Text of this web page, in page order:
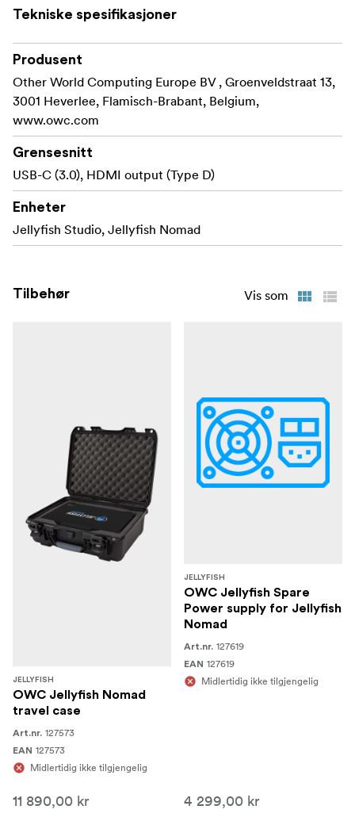
Tekniske spesifikasjoner
Produsent
Other World Computing Europe BV , Groenveldstraat 13,
3001 Heverlee, Flamisch-Brabant, Belgium,
www.owc.com
Grensesnitt
USB-C (3.0), HDMI output (Type D)
Enheter
Jellyfish Studio, Jellyfish Nomad
Tilbehør Vis som
JELLYFISH
OWC Jellyfish Nomad
travel case
Art.nr. 127573
EAN 127573
Midlertidig ikke tilgjengelig
11 890,00 kr
JELLYFISH
OWC Jellyfish Spare
Power supply for Jellyfish
Nomad
Art.nr. 127619
EAN 127619
Midlertidig ikke tilgjengelig
4 299,00 kr